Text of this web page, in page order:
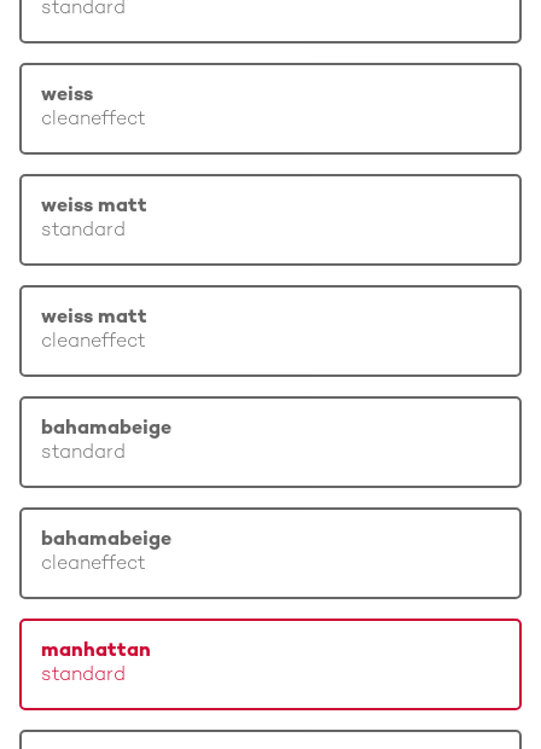
standard
weiss
cleaneffect
weiss matt
standard
weiss matt
cleaneffect
bahamabeige
standard
bahamabeige
cleaneffect
manhattan
standard